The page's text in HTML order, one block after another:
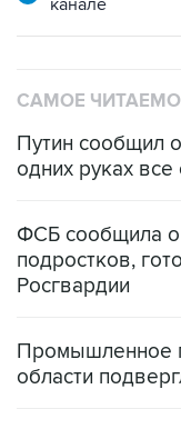
канале
САМОЕ
Путин сообщил
одних руках
ФСБ сообщила
подростков,
Росгвардии
Промышленное
области